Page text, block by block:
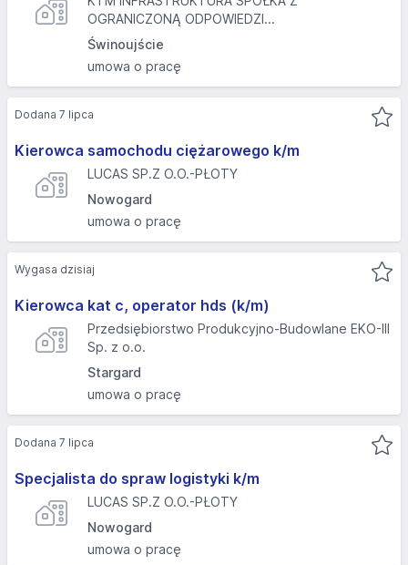
OGRANICZONĄ ODPOWIEDZI...
Świnoujście
umowa o pracę
Kierowca samochodu ciężarowego k/m
LUCAS SP.Z O.O.-PŁOTY
Nowogard
umowa o pracę
Dodana 7 lipca
Kierowca kat c, operator hds (k/m)
Przedsiębiorstwo Produkcyjno-Budowlane EKO-III
Sp. z o.o.
Stargard
umowa o pracę
Wygasa dzisiaj
Specjalista do spraw logistyki k/m
LUCAS SP.Z O.O.-PŁOTY
Nowogard
umowa o pracę
Dodana 7 lipca